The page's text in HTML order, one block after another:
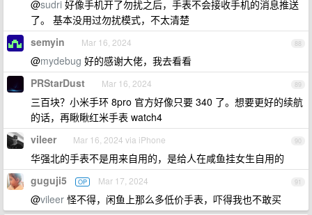
@sudri 好像手机开了勿扰之后，手表不会接收手机的消息推送
了。 基本没用过勿扰模式，不太清楚
88
semyin Mar 16, 2024
@mydebug 好的感谢大佬，我去看看
89
PRStarDust Mar 16, 2024
三百块？小米手环 8pro 官方好像只要 340 了。想要更好的续航
的话，再瞅瞅红米手表 watch4
90
vileer Mar 16, 2024 via iPhone
华强北的手表不是用来自用的，是给人在咸鱼挂女生自用的
91
guguji5 OP Mar 17, 2024
@vileer 怪不得，闲鱼上那么多低价手表，吓得我也不敢买